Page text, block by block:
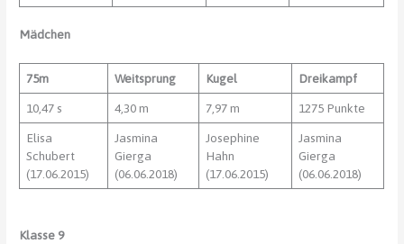
Mädchen
75m Weitsprung Kugel Dreikampf
10,47 s 4,30 m 7,97 m 1275 Punkte
Elisa
Schubert
(17.06.2015)
Jasmina
Gierga
(06.06.2018)
Josephine
Hahn
(17.06.2015)
Jasmina
Gierga
(06.06.2018)
Klasse 9